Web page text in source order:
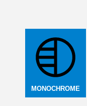
MONOCHROME